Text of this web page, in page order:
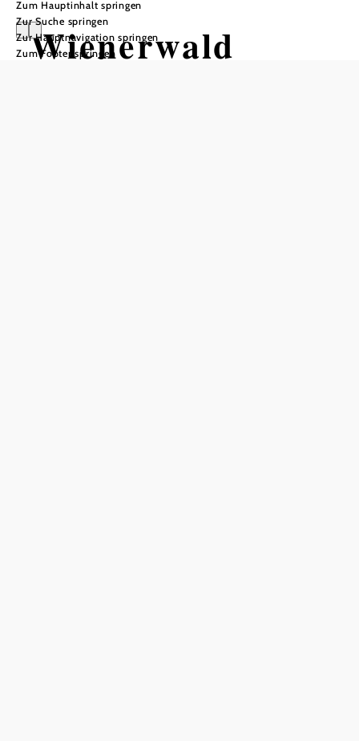
Zum Hauptinhalt springen
Zur Suche springen
Zur Hauptnavigation springen
Zum Footer springen
Wienerwald